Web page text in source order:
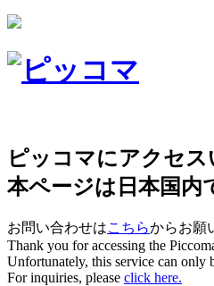
ピッコマにアクセ
本ページは日本国内
お問い合わせはこちらからお願
Thank you for accessing the
Unfortunately, this service can only
For inquiries, please click here.